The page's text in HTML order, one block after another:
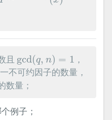
且 gcd(q, n) = 1
gcd(q n)=
，
不可约因子的数量，
数量；
例子；